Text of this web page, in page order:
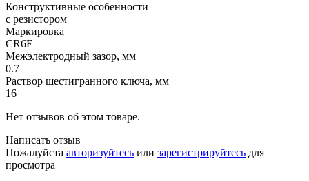
Конструктивные особенности
с резистором
Маркировка
CR6E
Межэлектродный зазор, мм
0.7
Раствор шестигранного ключа, мм
16
Нет отзывов об этом товаре.
Написать отзыв
Пожалуйста авторизуйтесь или зарегистрируйтесь для
просмотра